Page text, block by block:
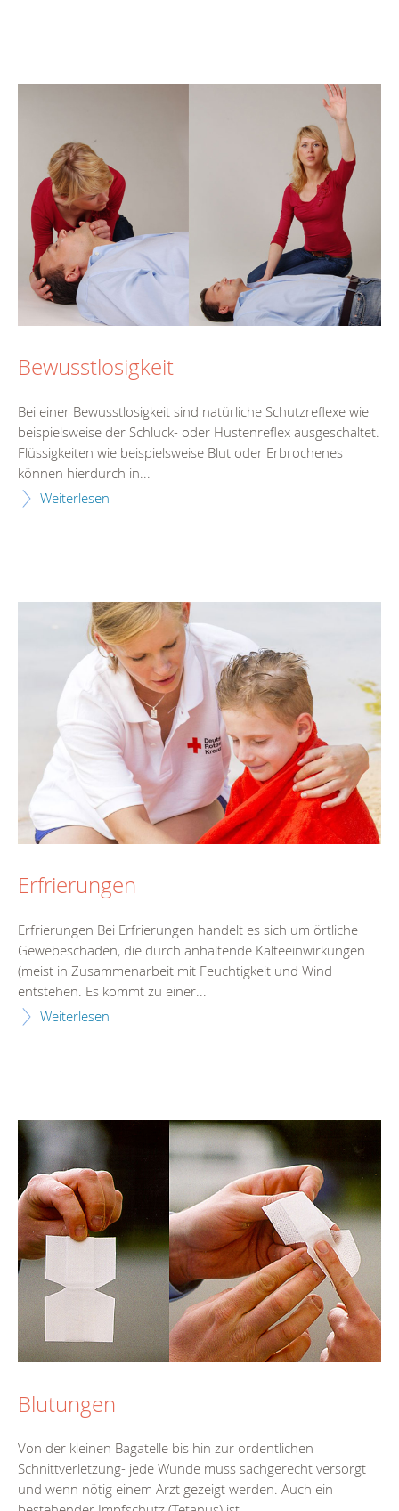
Bewusstlosigkeit
Bei einer Bewusstlosigkeit sind natürliche Schutzreflexe wie
beispielsweise der Schluck- oder Hustenreflex ausgeschaltet.
Flüssigkeiten wie beispielsweise Blut oder Erbrochenes
können hierdurch in...
Weiterlesen
Erfrierungen
Erfrierungen Bei Erfrierungen handelt es sich um örtliche
Gewebeschäden, die durch anhaltende Kälteeinwirkungen
(meist in Zusammenarbeit mit Feuchtigkeit und Wind
entstehen. Es kommt zu einer...
Weiterlesen
Blutungen
Von der kleinen Bagatelle bis hin zur ordentlichen
Schnittverletzung- jede Wunde muss sachgerecht versorgt
und wenn nötig einem Arzt gezeigt werden. Auch ein